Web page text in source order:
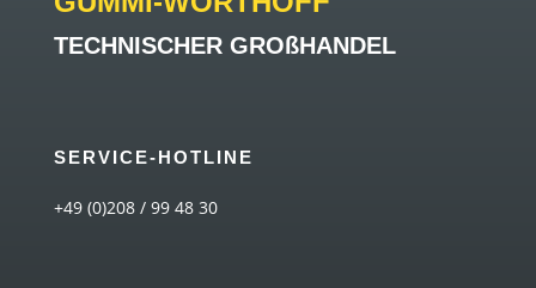
TECHNISCHER GROßHANDEL
SERVICE-HOTLINE
+49 (0)208 / 99 48 30